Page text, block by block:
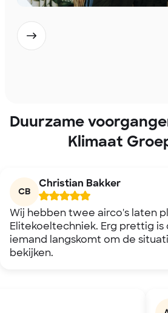
Duurzame
Klimaat
CB
Christian Bakker
Wij hebben twee airco's laten
Elitekoeltechniek. Erg prettig
iemand langskomt om de
bekijken.